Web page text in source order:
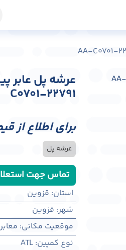
C0701-22791
برای اطلاع از
عرشه پل
تماس جهت
استان: قزوین
شهر: قزوين
موقعیت مکانی:
نوع کمپین:
ATL